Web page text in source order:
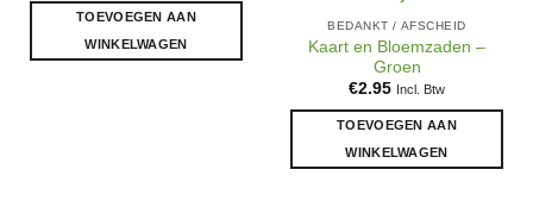
TOEVOEGEN AAN
WINKELWAGEN
BEDANKT / AFSCHEID
Kaart en Bloemzaden –
Groen
€2.95 Incl. Btw
TOEVOEGEN AAN
WINKELWAGEN